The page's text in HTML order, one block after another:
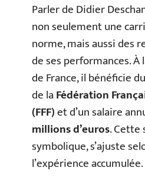
Parler de Didier
non seulement une
norme, mais aussi des
de ses performances. À
de France, il bénéficie
de laFédération
(FFF)et d’un salaire
millions d’euros. Cette
symbolique, s’ajuste
l’expérience accumulée.